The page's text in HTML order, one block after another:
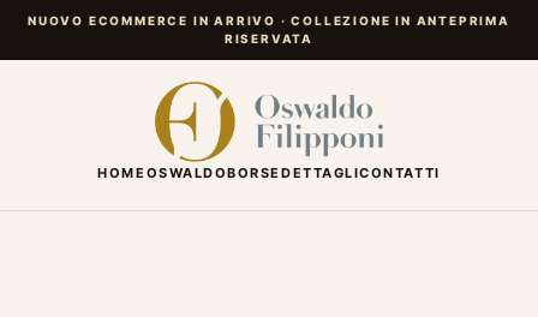
NUOVO ECOMMERCE IN ARRIVO · COLLEZIONE IN ANTEPRIMA
RISERVATA
HOME OSWALDOBORSE DETTAGLICONTATTI